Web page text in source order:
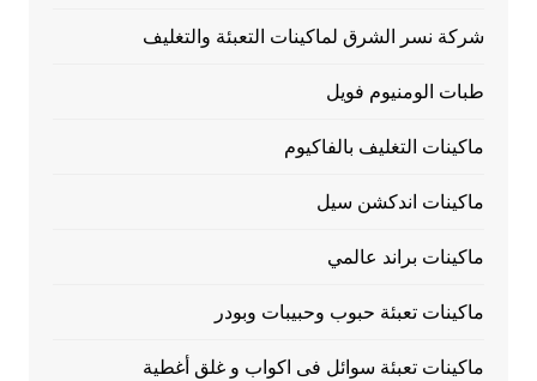
شركة نسر الشرق لماكينات التعبئة والتغليف
طبات الومنيوم فويل
ماكينات التغليف بالفاكيوم
ماكينات اندكشن سيل
ماكينات براند عالمي
ماكينات تعبئة حبوب وحبيبات وبودر
ماكينات تعبئة سوائل فى اكواب و غلق أغطية